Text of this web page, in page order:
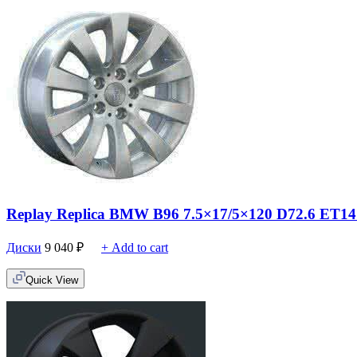
Replay Replica BMW B96 7.5×17/5×120 D72.6
Диски 9 040 ₽ + Add to cart
Quick View